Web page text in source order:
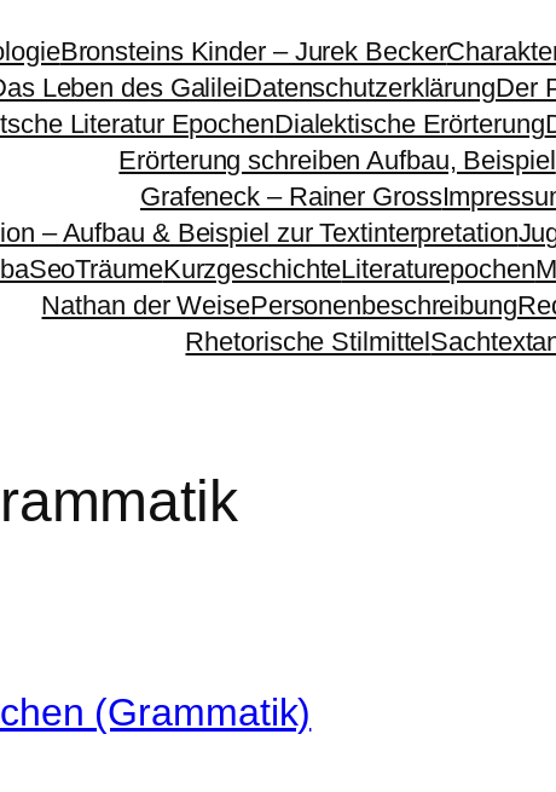
Bronsteins Kinder – Jurek Becker
Leben des GalileiDatenschutzerklärungDer
Literatur EpochenDialektische Erörterung
Erörterung schreiben Aufbau, Beispiel
Grafeneck – Rainer Gross
– Aufbau & Beispiel zur Textinterpretation
KurzgeschichteLiteraturepochen
Nathan der WeisePersonenbeschreibung
Rhetorische Stilmittel
(Grammatik)